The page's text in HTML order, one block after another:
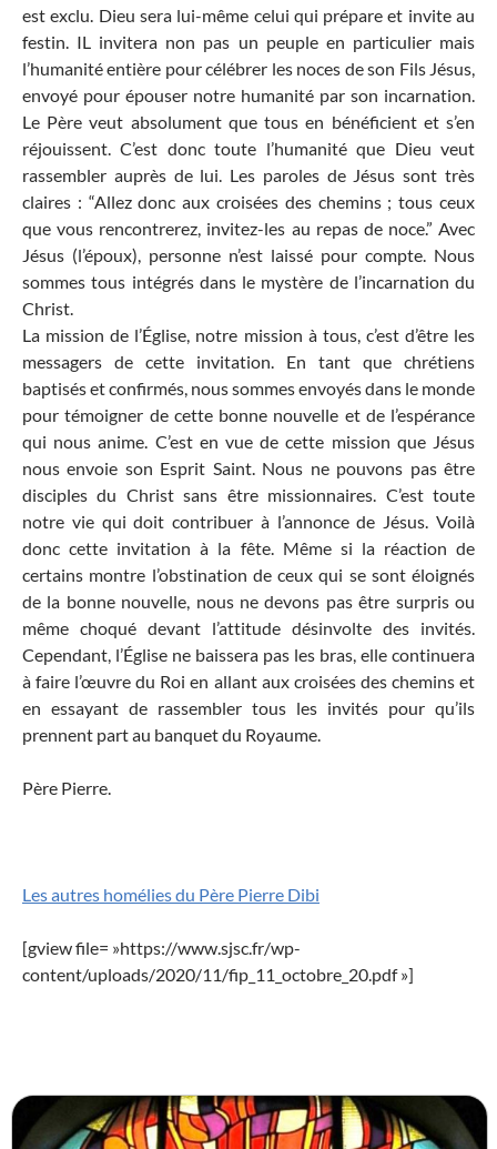
est exclu. Dieu sera lui-même celui qui prépare et invite au
festin. IL invitera non pas un peuple en particulier mais
l’humanité entière pour célébrer les noces de son Fils Jésus,
envoyé pour épouser notre humanité par son incarnation.
Le Père veut absolument que tous en bénéficient et s’en
réjouissent. C’est donc toute l’humanité que Dieu veut
rassembler auprès de lui. Les paroles de Jésus sont très
claires : “Allez donc aux croisées des chemins ; tous ceux
que vous rencontrerez, invitez-les au repas de noce.” Avec
Jésus (l’époux), personne n’est laissé pour compte. Nous
sommes tous intégrés dans le mystère de l’incarnation du
Christ.
La mission de l’Église, notre mission à tous, c’est d’être les
messagers de cette invitation. En tant que chrétiens
baptisés et confirmés, nous sommes envoyés dans le monde
pour témoigner de cette bonne nouvelle et de l’espérance
qui nous anime. C’est en vue de cette mission que Jésus
nous envoie son Esprit Saint. Nous ne pouvons pas être
disciples du Christ sans être missionnaires. C’est toute
notre vie qui doit contribuer à l’annonce de Jésus. Voilà
donc cette invitation à la fête. Même si la réaction de
certains montre l’obstination de ceux qui se sont éloignés
de la bonne nouvelle, nous ne devons pas être surpris ou
même choqué devant l’attitude désinvolte des invités.
Cependant, l’Église ne baissera pas les bras, elle continuera
à faire l’œuvre du Roi en allant aux croisées des chemins et
en essayant de rassembler tous les invités pour qu’ils
prennent part au banquet du Royaume.
Père Pierre.
Les autres homélies du Père Pierre Dibi
[gview file= »https://www.sjsc.fr/wp-
content/uploads/2020/11/fip_11_octobre_20.pdf »]